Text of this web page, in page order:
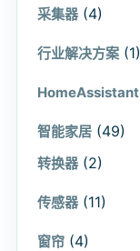
采集器 (4)
行业解决方案 (1)
HomeAssistant
智能家居 (49)
转换器 (2)
传感器 (11)
窗帘 (4)